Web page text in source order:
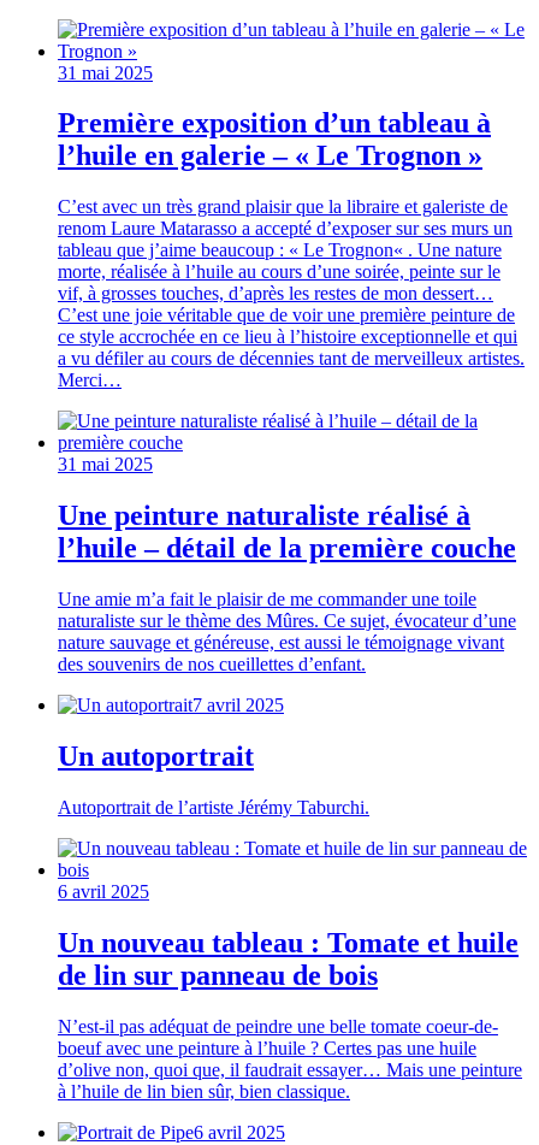
31 mai 2025
Première exposition d’un tableau à
l’huile en galerie – « Le Trognon »
C’est avec un très grand plaisir que la libraire et galeriste de
renom Laure Matarasso a accepté d’exposer sur ses murs un
tableau que j’aime beaucoup : « Le Trognon« . Une nature
morte, réalisée à l’huile au cours d’une soirée, peinte sur le
vif, à grosses touches, d’après les restes de mon dessert…
C’est une joie véritable que de voir une première peinture de
ce style accrochée en ce lieu à l’histoire exceptionnelle et qui
a vu défiler au cours de décennies tant de merveilleux artistes.
Merci…
31 mai 2025
Une peinture naturaliste réalisé à
l’huile – détail de la première couche
Une amie m’a fait le plaisir de me commander une toile
naturaliste sur le thème des Mûres. Ce sujet, évocateur d’une
nature sauvage et généreuse, est aussi le témoignage vivant
des souvenirs de nos cueillettes d’enfant.
7 avril 2025
Un autoportrait
Autoportrait de l’artiste Jérémy Taburchi.
6 avril 2025
Un nouveau tableau : Tomate et huile
de lin sur panneau de bois
N’est-il pas adéquat de peindre une belle tomate coeur-de-
boeuf avec une peinture à l’huile ? Certes pas une huile
d’olive non, quoi que, il faudrait essayer… Mais une peinture
à l’huile de lin bien sûr, bien classique.
6 avril 2025